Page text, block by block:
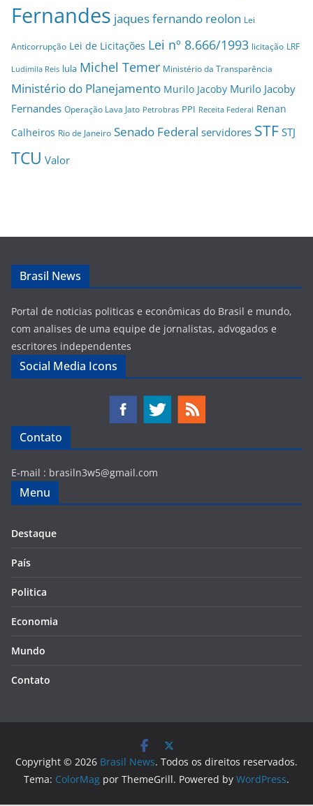
Fernandes jaques fernando reolon Lei
Anticorrupção Lei de Licitações Lei nº 8.666/1993 licitação LRF
Ludimila Reis lula Michel Temer Ministério da Transparência
Ministério do Planejamento Murilo Jacoby Murilo Jacoby
Fernandes Operação Lava Jato Petrobras PPI Receita Federal Renan
Calheiros Rio de Janeiro Senado Federal servidores STF STJ
TCU Valor
Brasil News
Portal de noticias politicas e econômicas do Brasil e mundo,
com analises de uma equipe de jornalistas, advogados e
escritores independentes
Social Media Icons
Contato
E-mail : brasiln3w5@gmail.com
Menu
Destaque
País
Politica
Economia
Mundo
Contato
Copyright © 2026 Brasil News. Todos os direitos reservados.
Tema: ColorMag por ThemeGrill. Powered by WordPress.